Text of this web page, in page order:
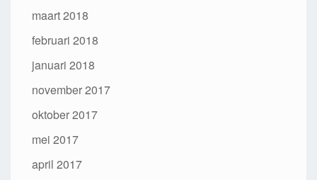
maart 2018
februari 2018
januari 2018
november 2017
oktober 2017
mei 2017
april 2017